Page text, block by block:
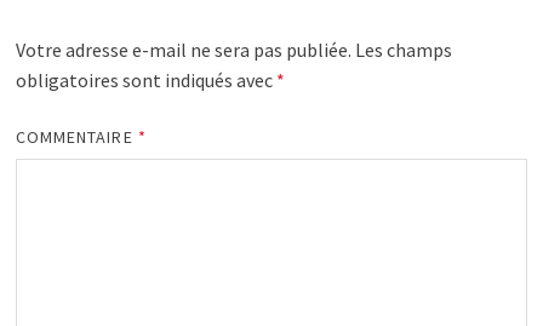
Votre adresse e-mail ne sera pas publiée. Les champs
obligatoires sont indiqués avec *
COMMENTAIRE *